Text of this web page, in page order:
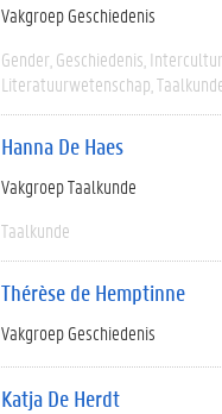
Vakgroep Geschiedenis
Gender Geschiedenis
Literatuurwetenschap
Hanna De Haes
Vakgroep Taalkunde
Taalkunde
Thérèse de Hemptinne
Vakgroep Geschiedenis
Katja De Herdt